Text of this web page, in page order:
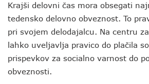
Krajši delovni čas mora obsegati
tedensko delovno obveznost. To
pri svojem delodajalcu. Na centru
lahko uveljavlja pravico do plačila
prispevkov za socialno varnost do
obveznosti.